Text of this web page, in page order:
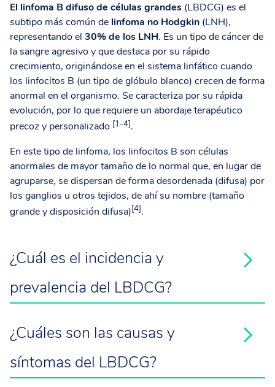
El linfoma B difuso de células grandes (LBDCG) es el
subtipo más común de linfoma no Hodgkin (LNH),
representando el 30% de los LNH. Es un tipo de cáncer de
la sangre agresivo y que destaca por su rápido
crecimiento, originándose en el sistema linfático cuando
los linfocitos B (un tipo de glóbulo blanco) crecen de forma
anormal en el organismo. Se caracteriza por su rápida
evolución, por lo que requiere un abordaje terapéutico
precoz y personalizado [1-4].
En este tipo de linfoma, los linfocitos B son células
anormales de mayor tamaño de lo normal que, en lugar de
agruparse, se dispersan de forma desordenada (difusa) por
los ganglios u otros tejidos, de ahí su nombre (tamaño
grande y disposición difusa)[4].
¿Cuál es el incidencia y
prevalencia del LBDCG?
media de edad
¿Cuáles son las causas y
síntomas del LBDCG?